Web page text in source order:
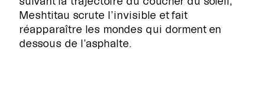
RECHERCHE
Meshtitau scrute l’invisible et fait
réapparaître les mondes qui dorment en
dessous de l’asphalte.